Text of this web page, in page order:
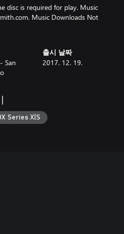
disc is required for play. Music
Music Downloads Not
San
출시 날짜
2017. 12. 19.
Series X|S